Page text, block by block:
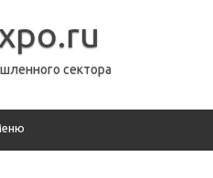
сектора